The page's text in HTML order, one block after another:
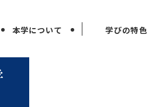
本学について 学びの特色